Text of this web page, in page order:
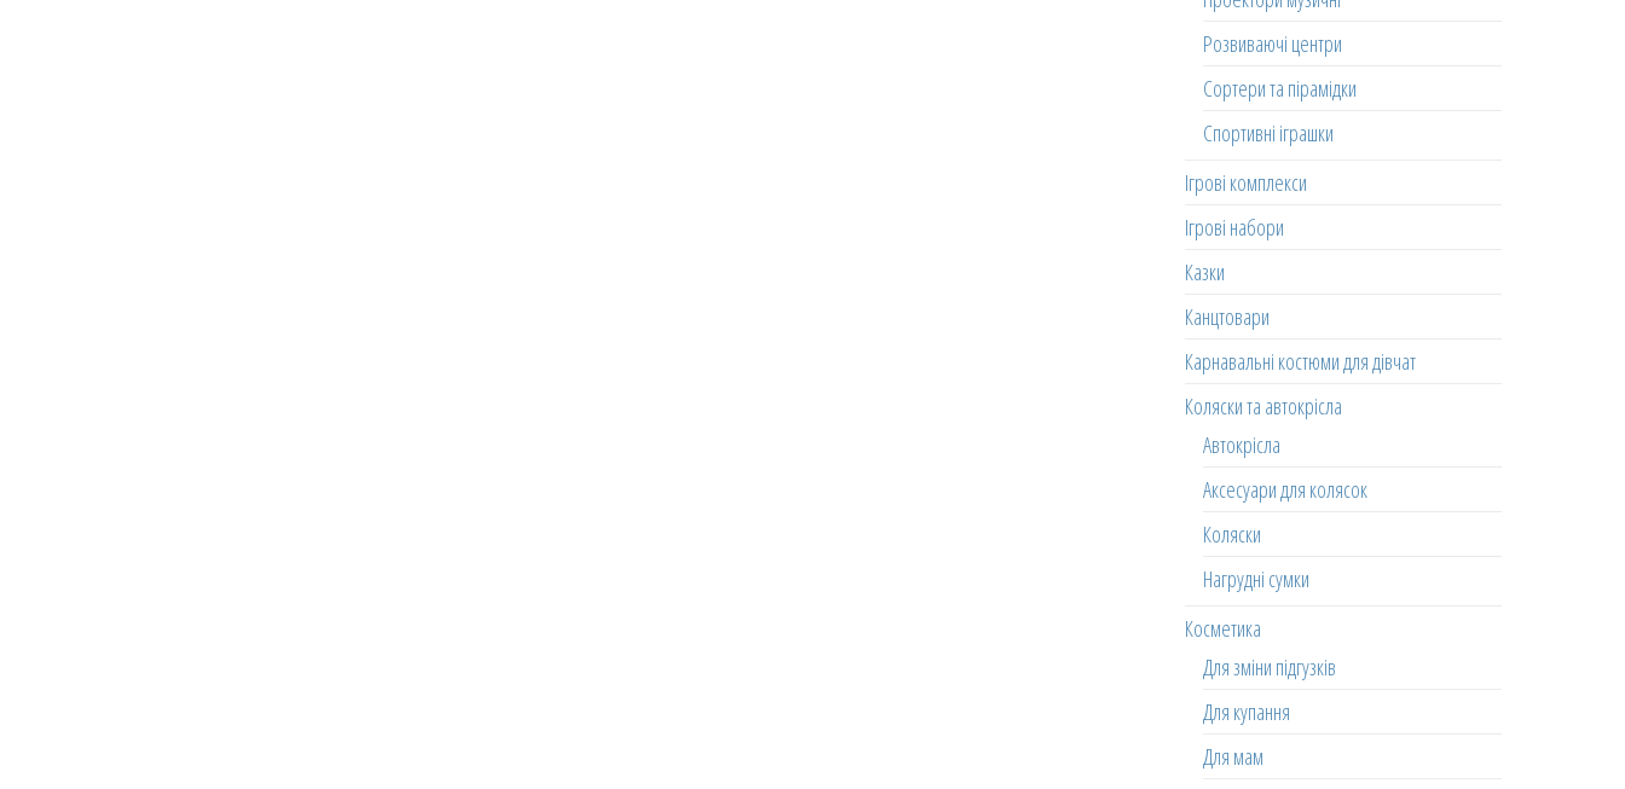
Розвиваючі центри
Сортери та пірамідки
Спортивні іграшки
Ігрові комплекси
Ігрові набори
Казки
Канцтовари
Карнавальні костюми для дівчат
Коляски та автокрісла
Автокрісла
Аксесуари для колясок
Коляски
Нагрудні сумки
Косметика
Для зміни підгузків
Для купання
Для мам